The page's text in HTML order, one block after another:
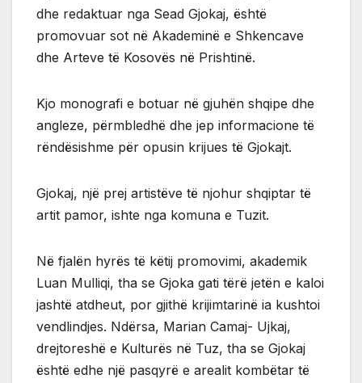
dhe redaktuar nga Sead Gjokaj, është
promovuar sot në Akademinë e Shkencave
dhe Arteve të Kosovës në Prishtinë.
Kjo monografi e botuar në gjuhën shqipe dhe
angleze, përmbledhë dhe jep informacione të
rëndësishme për opusin krijues të Gjokajt.
Gjokaj, një prej artistëve të njohur shqiptar të
artit pamor, ishte nga komuna e Tuzit.
Në fjalën hyrës të këtij promovimi, akademik
Luan Mulliqi, tha se Gjoka gati tërë jetën e kaloi
jashtë atdheut, por gjithë krijimtarinë ia kushtoi
vendlindjes. Ndërsa, Marian Camaj- Ujkaj,
drejtoreshë e Kulturës në Tuz, tha se Gjokaj
është edhe një pasqyrë e arealit kombëtar të